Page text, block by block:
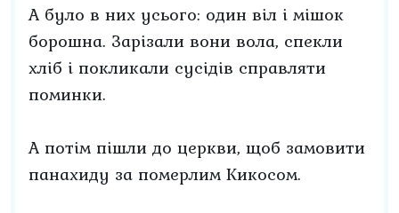
А було в них усього: один віл і мішок
борошна. Зарізали вони вола, спекли
хліб і покликали сусідів справляти
поминки.
А потім пішли до церкви, щоб замовити
панахиду за померлим Кикосом.